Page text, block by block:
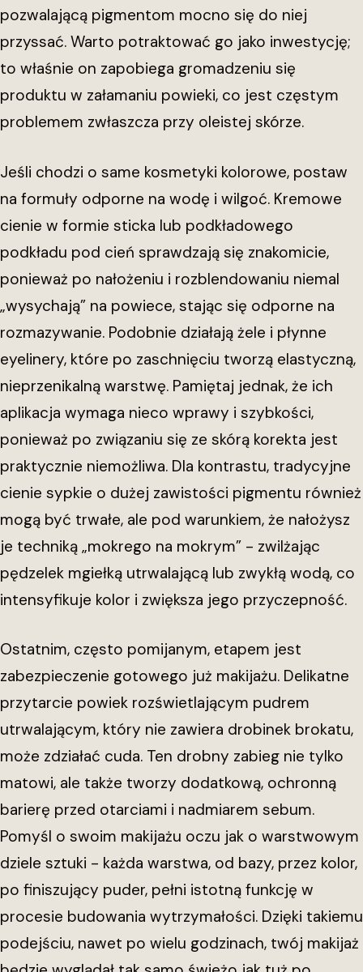
pozwalającą pigmentom mocno się do niej
przyssać. Warto potraktować go jako inwestycję;
to właśnie on zapobiega gromadzeniu się
produktu w załamaniu powieki, co jest częstym
problemem zwłaszcza przy oleistej skórze.
Jeśli chodzi o same kosmetyki kolorowe, postaw
na formuły odporne na wodę i wilgoć. Kremowe
cienie w formie sticka lub podkładowego
podkładu pod cień sprawdzają się znakomicie,
ponieważ po nałożeniu i rozblendowaniu niemal
„wysychają” na powiece, stając się odporne na
rozmazywanie. Podobnie działają żele i płynne
eyelinery, które po zaschnięciu tworzą elastyczną,
nieprzenikalną warstwę. Pamiętaj jednak, że ich
aplikacja wymaga nieco wprawy i szybkości,
ponieważ po związaniu się ze skórą korekta jest
praktycznie niemożliwa. Dla kontrastu, tradycyjne
cienie sypkie o dużej zawistości pigmentu również
mogą być trwałe, ale pod warunkiem, że nałożysz
je techniką „mokrego na mokrym” - zwilżając
pędzelek mgiełką utrwalającą lub zwykłą wodą, co
intensyfikuje kolor i zwiększa jego przyczepność.
Ostatnim, często pomijanym, etapem jest
zabezpieczenie gotowego już makijażu. Delikatne
przytarcie powiek rozświetlającym pudrem
utrwalającym, który nie zawiera drobinek brokatu,
może zdziałać cuda. Ten drobny zabieg nie tylko
matowi, ale także tworzy dodatkową, ochronną
barierę przed otarciami i nadmiarem sebum.
Pomyśl o swoim makijażu oczu jak o warstwowym
dziele sztuki - każda warstwa, od bazy, przez kolor,
po finiszujący puder, pełni istotną funkcję w
procesie budowania wytrzymałości. Dzięki takiemu
podejściu, nawet po wielu godzinach, twój makijaż